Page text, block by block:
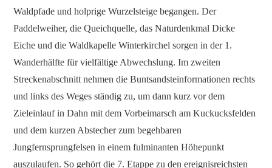
Waldpfade und holprige Wurzelsteige begangen. Der
Paddelweiher, die Queichquelle, das Naturdenkmal Dicke
Eiche und die Waldkapelle Winterkirchel sorgen in der 1.
Wanderhälfte für vielfältige Abwechslung. Im zweiten
Streckenabschnitt nehmen die Buntsandsteinformationen rechts
und links des Weges ständig zu, um dann kurz vor dem
Zieleinlauf in Dahn mit dem Vorbeimarsch am Kuckucksfelden
und dem kurzen Abstecher zum begehbaren
Jungfernsprungfelsen in einem fulminanten Höhepunkt
auszulaufen. So gehört die 7. Etappe zu den ereignisreichsten